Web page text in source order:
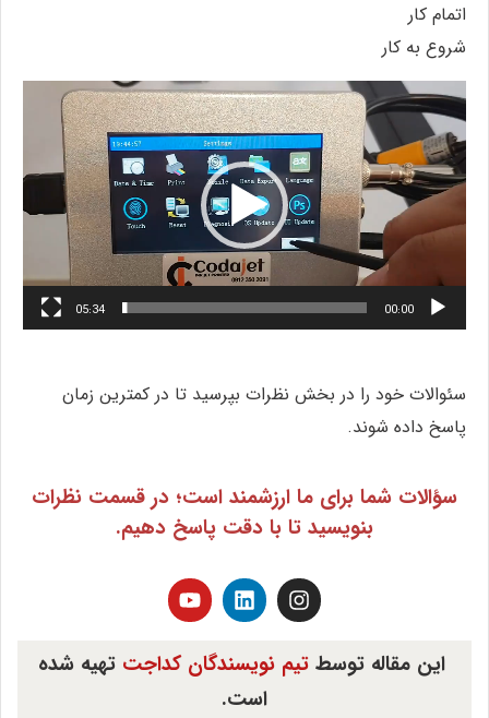
اتمام کار
شروع به کار
نمایشگر
ویدیو
00:00
05:34
سئوالات خود را در بخش نظرات بپرسید تا در کمترین زمان
پاسخ داده شوند.
سؤالات شما برای ما ارزشمند است؛ در قسمت نظرات
بنویسید تا با دقت پاسخ دهیم.
این مقاله توسطتیم نویسندگان کداجت تهیه شده
است.